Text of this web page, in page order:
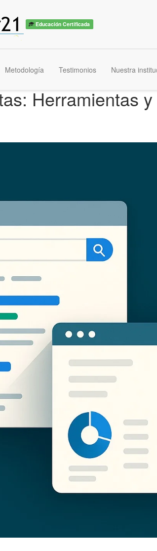
Educación Certificada
Metodología Testimonios Nuestra
Herramientas